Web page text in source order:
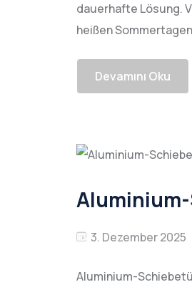
dauerhafte Lösung.
heißen
Devamını Oku
3. Dezember 2025
Aluminium-